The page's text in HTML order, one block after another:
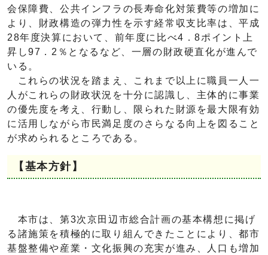
会保障費、公共インフラの長寿命化対策費等の増加に
より、財政構造の弾力性を示す経常収支比率は、平成
28年度決算において、前年度に比べ4．8ポイント上
昇し97．2％となるなど、一層の財政硬直化が進んで
いる。
これらの状況を踏まえ、これまで以上に職員一人一
人がこれらの財政状況を十分に認識し、主体的に事業
の優先度を考え、行動し、限られた財源を最大限有効
に活用しながら市民満足度のさらなる向上を図ること
が求められるところである。
【基本方針】
本市は、第3次京田辺市総合計画の基本構想に掲げ
る諸施策を積極的に取り組んできたことにより、都市
基盤整備や産業・文化振興の充実が進み、人口も増加